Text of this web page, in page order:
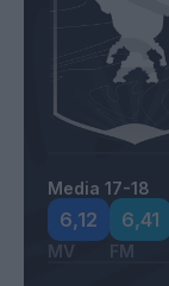
Media 17-18
6,12
MV
6,41
FM